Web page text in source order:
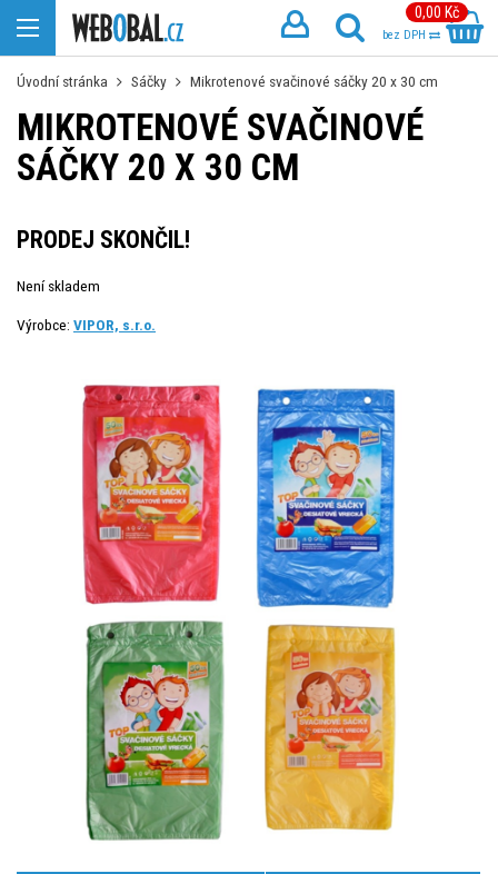
0,00 Kč
bez DPH
Úvodní stránka Sáčky Mikrotenové svačinové sáčky 20 x 30 cm
MIKROTENOVÉ SVAČINOVÉ
SÁČKY 20 X 30 CM
PRODEJ SKONČIL!
Není skladem
Výrobce: VIPOR, s.r.o.